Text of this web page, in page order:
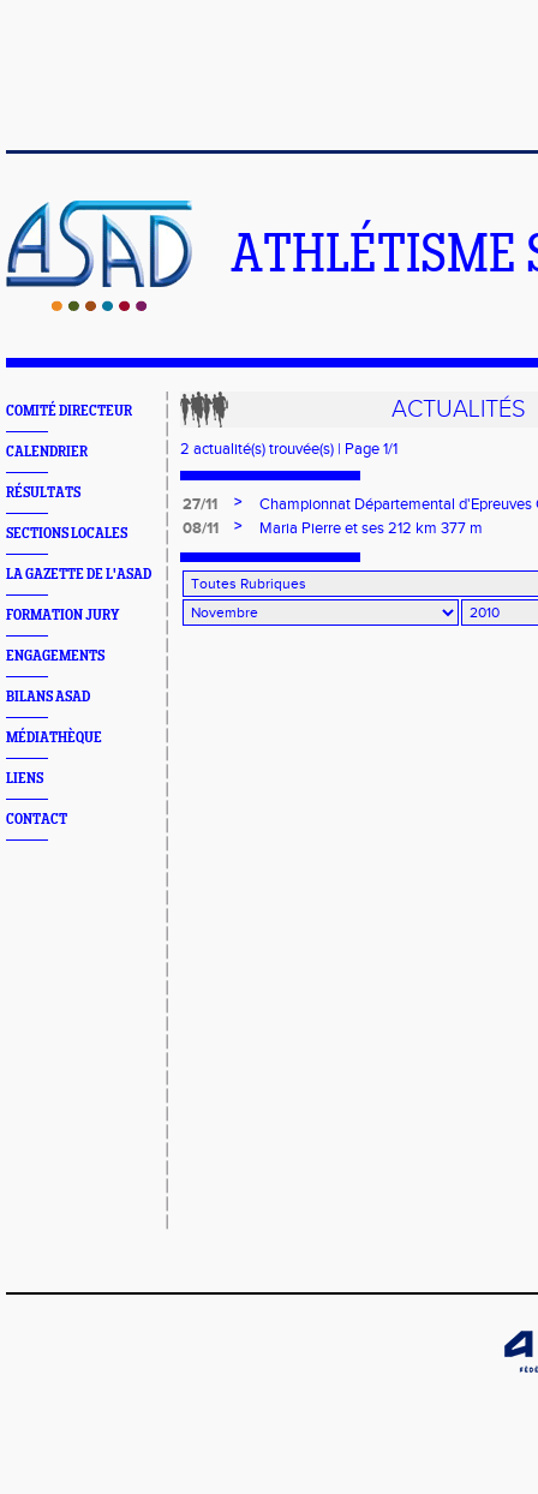
ATHLÉTISME
COMITÉ DIRECTEUR
CALENDRIER
RÉSULTATS
SECTIONS LOCALES
LA GAZETTE DE L'ASAD
FORMATION JURY
ENGAGEMENTS
BILANS ASAD
MÉDIATHÈQUE
LIENS
CONTACT
ACTUALITÉS
2 actualité(s) trouvée(s) | Page 1/1
27/11 >
Championnat Départemental d'Epreuves
08/11
> Maria Pierre et ses 212 km 377 m